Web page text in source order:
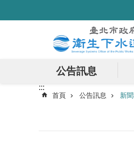
公告訊息
:::
首頁 公告訊息 新